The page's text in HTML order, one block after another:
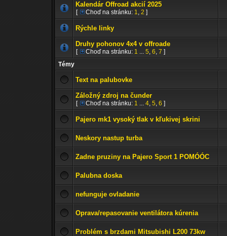
Kalendár Offroad akcií 2025
[ Choď na stránku: 1, 2 ]
Rýchle linky
Druhy pohonov 4x4 v offroade
[ Choď na stránku: 1 ... 5, 6, 7 ]
Témy
Text na palubovke
Záložný zdroj na čunder
[ Choď na stránku: 1 ... 4, 5, 6 ]
Pajero mk1 vysoký tlak v kľukivej skrini
Neskory nastup turba
Zadne pruziny na Pajero Sport 1 POMÓÓC
Palubna doska
nefunguje ovladanie
Oprava/repasovanie ventilátora kúrenia
Problém s brzdami Mitsubishi L200 73kw